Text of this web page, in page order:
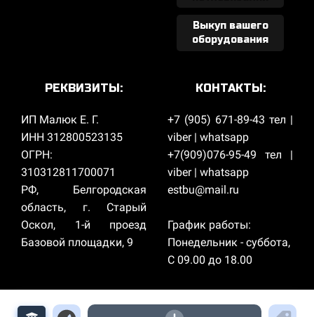
Выкуп вашего
оборудования
РЕКВИЗИТЫ:
ИП Малюк Е. Г.
ИНН 312800523135
ОГРН:
310312811700071
РФ, Белгородская
область, г. Старый
Оскол, 1-й проезд
Базовой площадки, 9
КОНТАКТЫ:
+7 (905) 671-89-43 тел |
viber | whatsapp
+7(909)076-95-49 тел |
viber | whatsapp
estbu@mail.ru
График работы:
Понедельник - суббота,
С 09.00 до 18.00